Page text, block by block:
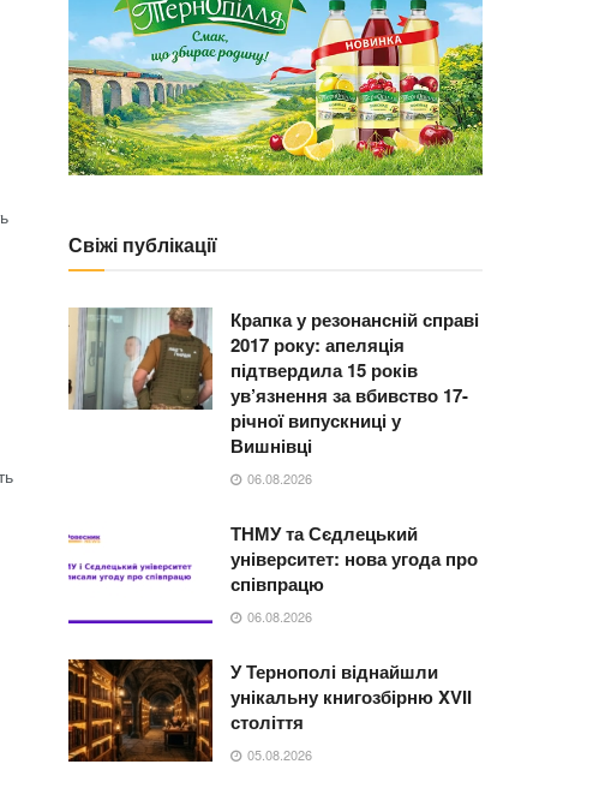
Свіжі публікації
Крапка у резонансній справі
2017 року: апеляція
підтвердила 15 років
ув’язнення за вбивство 17-
річної випускниці у
Вишнівці
06.08.2026
ТНМУ та Сєдлецький
університет: нова угода про
співпрацю
06.08.2026
У Тернополі віднайшли
унікальну книгозбірню XVII
століття
05.08.2026